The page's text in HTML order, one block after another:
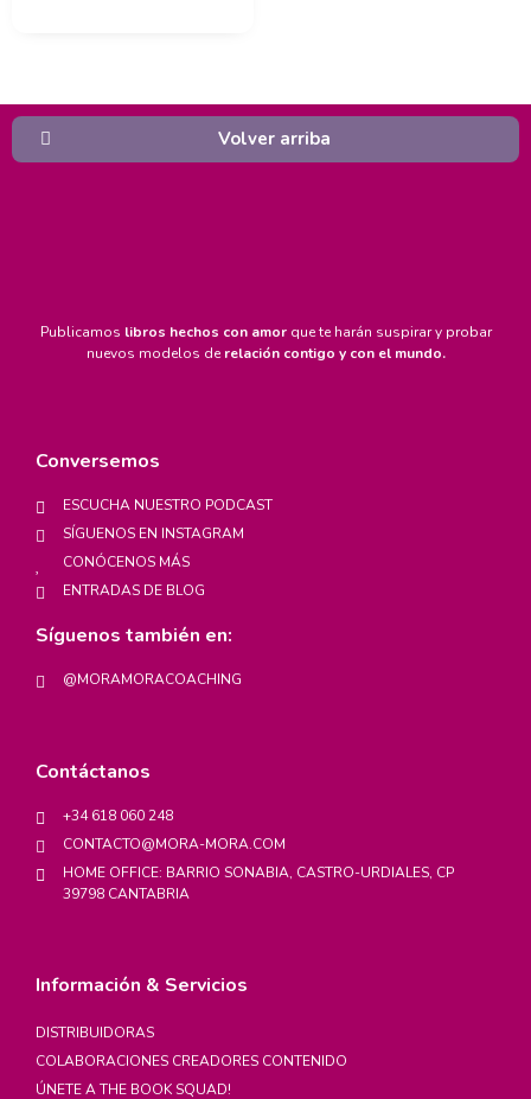
Volver arriba
Publicamos libros hechos con amor que te harán suspirar y probar
nuevos modelos derelación contigo y con el mundo.
Conversemos
ESCUCHA NUESTRO PODCAST
SÍGUENOS EN INSTAGRAM
CONÓCENOS MÁS
ENTRADAS DE BLOG
Síguenos también en:
@MORAMORACOACHING
Contáctanos
+34 618 060 248
CONTACTO@MORA-MORA.COM
HOME OFFICE: BARRIO SONABIA, CASTRO-URDIALES, CP
39798 CANTABRIA
Información & Servicios
DISTRIBUIDORAS
COLABORACIONES CREADORES CONTENIDO
ÚNETE A THE BOOK SQUAD!